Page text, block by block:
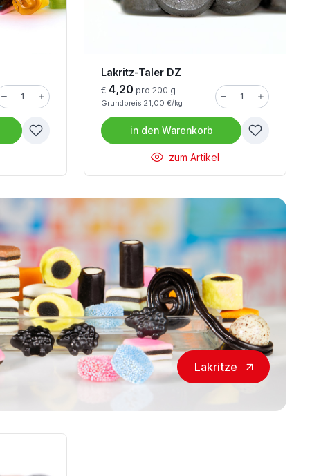
Lakritz-Taler DZ
€4,20 pro 200 g
Grundpreis 21,00 €/kg
in den Warenkorb
zum Artikel
Lakritze